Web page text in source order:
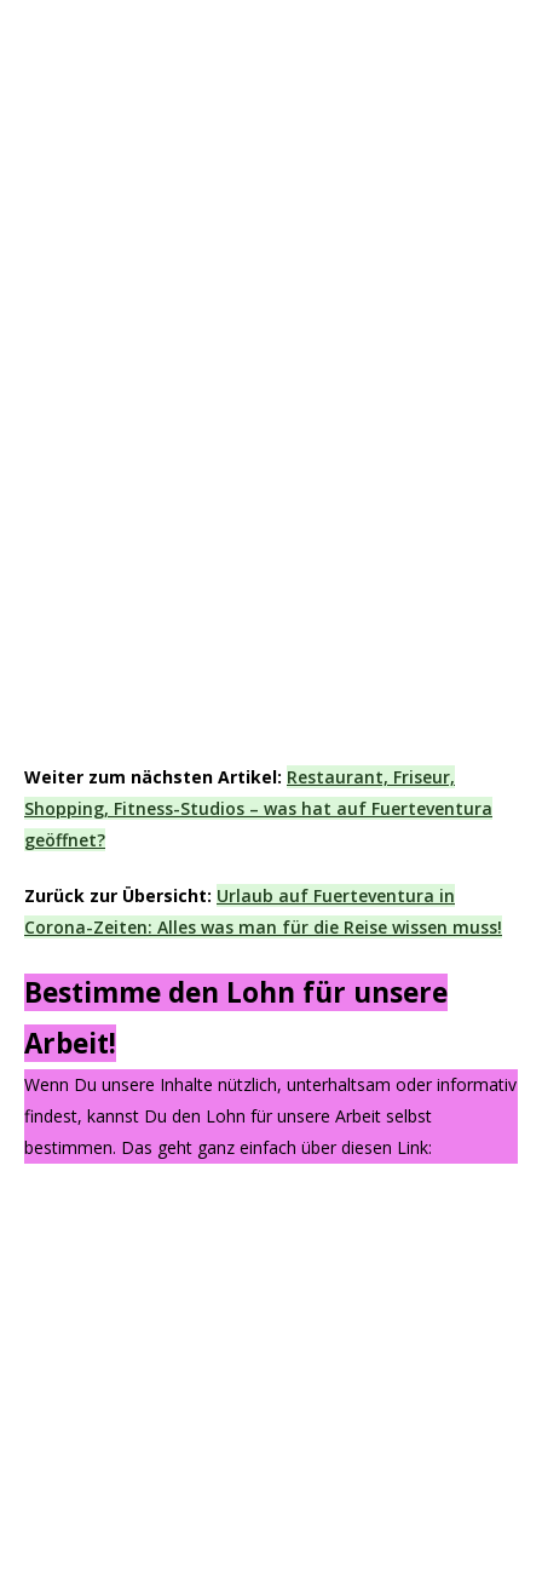
Weiter zum nächsten Artikel: Restaurant, Friseur,
Shopping, Fitness-Studios – was hat auf Fuerteventura
geöffnet?
Zurück zur Übersicht: Urlaub auf Fuerteventura in
Corona-Zeiten: Alles was man für die Reise wissen muss!
Bestimme den Lohn für unsere
Arbeit!
Wenn Du unsere Inhalte nützlich, unterhaltsam oder informativ
findest, kannst Du den Lohn für unsere Arbeit selbst
bestimmen. Das geht ganz einfach über diesen Link: